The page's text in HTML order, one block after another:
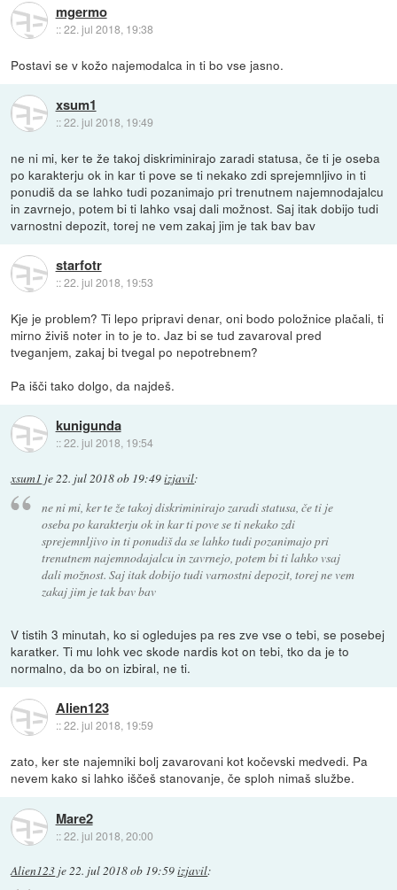
mgermo
::22. jul 2018, 19:38
Postavi se v kožo najemodalca in ti bo vse jasno.
xsum1
::22. jul 2018, 19:49
ne ni mi, ker te že takoj diskriminirajo zaradi statusa, če ti je oseba
po karakterju ok in kar ti pove se ti nekako zdi sprejemnljivo in ti
ponudiš da se lahko tudi pozanimajo pri trenutnem najemnodajalcu
in zavrnejo, potem bi ti lahko vsaj dali možnost. Saj itak dobijo tudi
varnostni depozit, torej ne vem zakaj jim je tak bav bav
starfotr
::22. jul 2018, 19:53
Kje je problem? Ti lepo pripravi denar, oni bodo položnice plačali, ti
mirno živiš noter in to je to. Jaz bi se tud zavaroval pred
tveganjem, zakaj bi tvegal po nepotrebnem?
Pa išči tako dolgo, da najdeš.
kunigunda
::22. jul 2018, 19:54
xsum1 je22. jul 2018 ob 19:49izjavil:
ne ni mi, ker te že takoj diskriminirajo zaradi statusa, če ti je
oseba po karakterju ok in kar ti pove se ti nekako zdi
sprejemnljivo in ti ponudiš da se lahko tudi pozanimajo pri
trenutnem najemnodajalcu in zavrnejo, potem bi ti lahko vsaj
dali možnost. Saj itak dobijo tudi varnostni depozit, torej ne vem
zakaj jim je tak bav bav
V tistih 3 minutah, ko si ogledujes pa res zve vse o tebi, se posebej
karatker. Ti mu lohk vec skode nardis kot on tebi, tko da je to
normalno, da bo on izbiral, ne ti.
Alien123
::22. jul 2018, 19:59
zato, ker ste najemniki bolj zavarovani kot kočevski medvedi. Pa
nevem kako si lahko iščeš stanovanje, če sploh nimaš službe.
Mare2
::22. jul 2018, 20:00
Alien123 je22. jul 2018 ob 19:59izjavil: